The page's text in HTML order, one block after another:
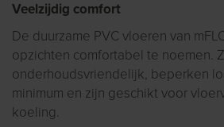
Veelzijdig comfort
De duurzame PVC vloeren van
opzichten comfortabel te noemen.
onderhoudsvriendelijk, beperken
minimum en zijn geschikt voor
koeling.